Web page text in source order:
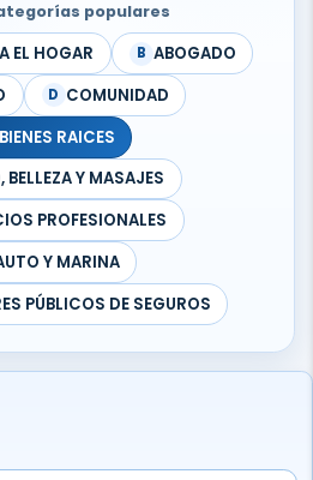
populares
EL HOGAR B ABOGADO
D COMUNIDAD
RAICES
BELLEZA Y MASAJES
PROFESIONALES
Y MARINA
PÚBLICOS DE SEGUROS